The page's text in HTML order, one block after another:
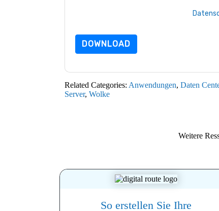
DOWNLOAD
Related Categories: Anwendungen, Daten
Server, Wolke
Weitere
So erstellen Sie Ihre